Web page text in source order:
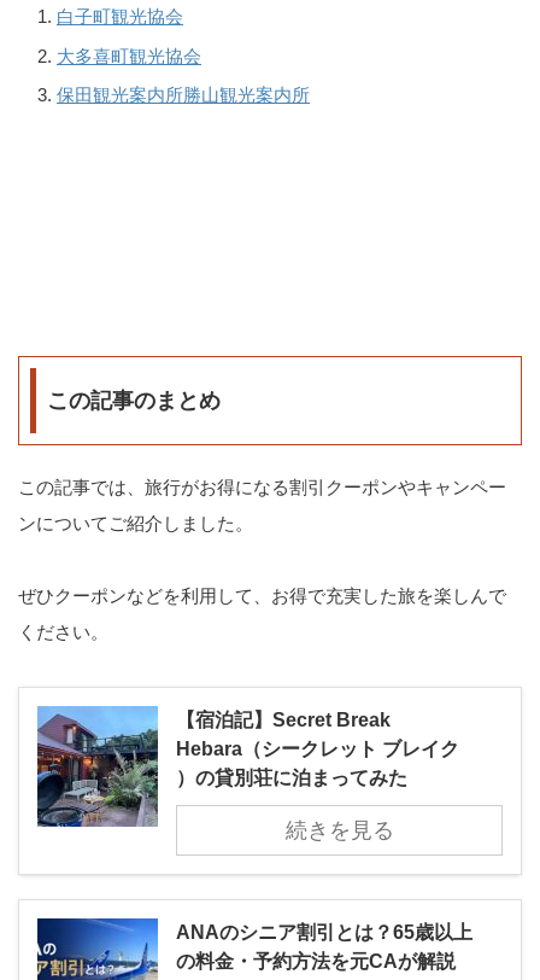
白子町観光協会
大多喜町観光協会
保田観光案内所勝山観光案内所
この記事のまとめ
この記事では、旅行がお得になる割引クーポンやキャンペー
ンについてご紹介しました。
ぜひクーポンなどを利用して、お得で充実した旅を楽しんで
ください。
【宿泊記】Secret Break
Hebara（シークレット ブレイク
）の貸別荘に泊まってみた
続きを見る
ANAのシニア割引とは？65歳以上
の料金・予約方法を元CAが解説